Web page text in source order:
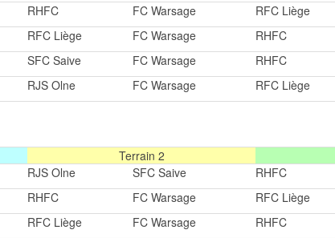
RHFC FC Warsage RFC Liège
RFC Liège FC Warsage RHFC
SFC Saive FC Warsage RHFC
RJS Olne FC Warsage RFC Liège
Terrain 2
RJS Olne SFC Saive RHFC
RHFC FC Warsage RFC Liège
RFC Liège FC Warsage RHFC